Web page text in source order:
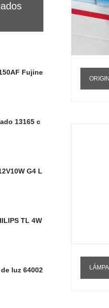
Fujine
13165 c
G4 L
TL 4W
luz 64002
ORIGINAL OSRAM 64258-C
LÁMPARA UV